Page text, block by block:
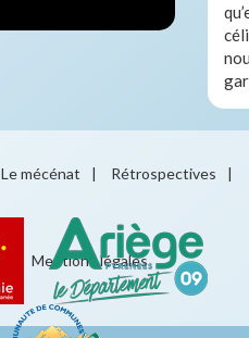
Le mécénat | Rétrospectives |
Mentions légales